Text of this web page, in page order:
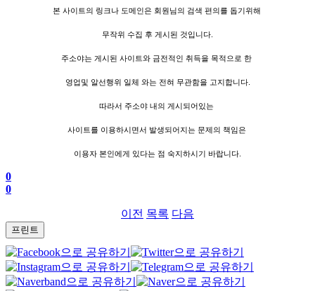
본 사이트의 링크나 도메인은 회원님의 검색 편의를 돕기위해
무작위 수집 후 게시된 것입니다.
주소야는 게시된 사이트와 금전적인 취득을 목적으로 한
영업및 알선행위 일체 와는 전혀 무관함을 고지합니다.
따라서 주소야 내의 게시되어있는
사이트를 이용하시면서 발생되어지는 문제의 책임은
이용자 본인에게 있다는 점 숙지하시기 바랍니다.
0
0
이전 목록 다음
프린트